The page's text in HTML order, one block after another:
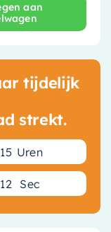
aan
tijdelijk
strekt.
15 Uren
11 Sec